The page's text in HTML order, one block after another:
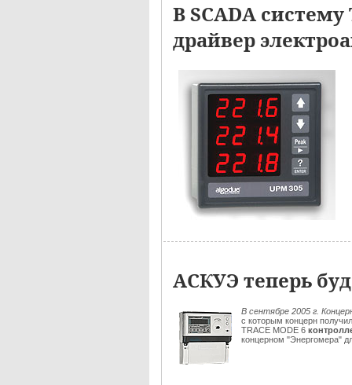
В SCADA
драйвер
АСКУЭ теперь
В сентябре 2005 г.
с которым концерн
TRACE MODE 6
концерном "Энергомера"